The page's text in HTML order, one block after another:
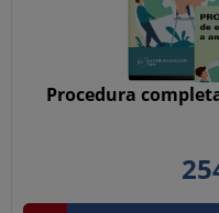
Procedura